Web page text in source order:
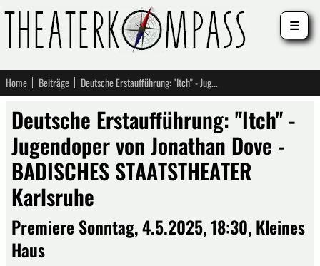
Home Beiträge Deutsche Erstaufführung: "Itch" - Jugendoper von Jonathan Dove - BADISCHES STAATSTHEATER Karlsruhe
Deutsche Erstaufführung: "Itch" -
Jugendoper von Jonathan Dove -
BADISCHES STAATSTHEATER
Karlsruhe
Premiere Sonntag, 4.5.2025, 18:30, Kleines
Haus
☰